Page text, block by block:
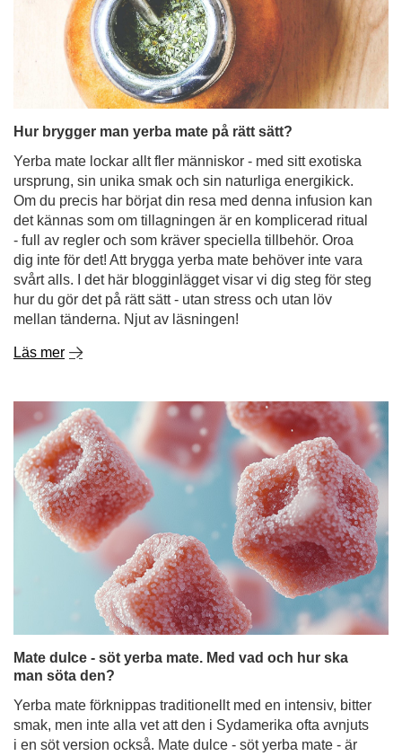
Hur brygger man yerba mate på rätt sätt?
Yerba mate lockar allt fler människor - med sitt exotiska
ursprung, sin unika smak och sin naturliga energikick.
Om du precis har börjat din resa med denna infusion kan
det kännas som om tillagningen är en komplicerad ritual
- full av regler och som kräver speciella tillbehör. Oroa
dig inte för det! Att brygga yerba mate behöver inte vara
svårt alls. I det här blogginlägget visar vi dig steg för steg
hur du gör det på rätt sätt - utan stress och utan löv
mellan tänderna. Njut av läsningen!
Läs mer
Mate dulce - söt yerba mate. Med vad och hur ska
man söta den?
Yerba mate förknippas traditionellt med en intensiv, bitter
smak, men inte alla vet att den i Sydamerika ofta avnjuts
i en söt version också. Mate dulce - söt yerba mate - är